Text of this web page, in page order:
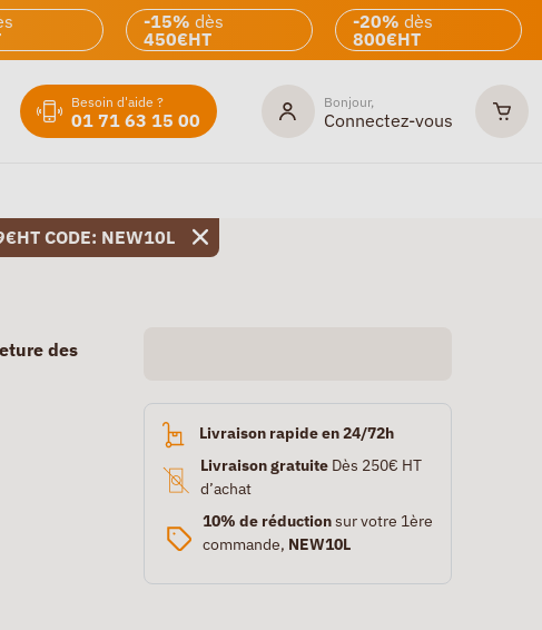
-15% dès
450€HT
-20% dès
800€HT
Besoin d'aide ?
01 71 63 15 00
Bonjour,
Connectez-vous
CODE: NEW10L
des
Livraison rapide en 24/72h
Livraison gratuiteDès 250€ HT
d’achat
10% de réductionsur votre 1ère
commande, NEW10L